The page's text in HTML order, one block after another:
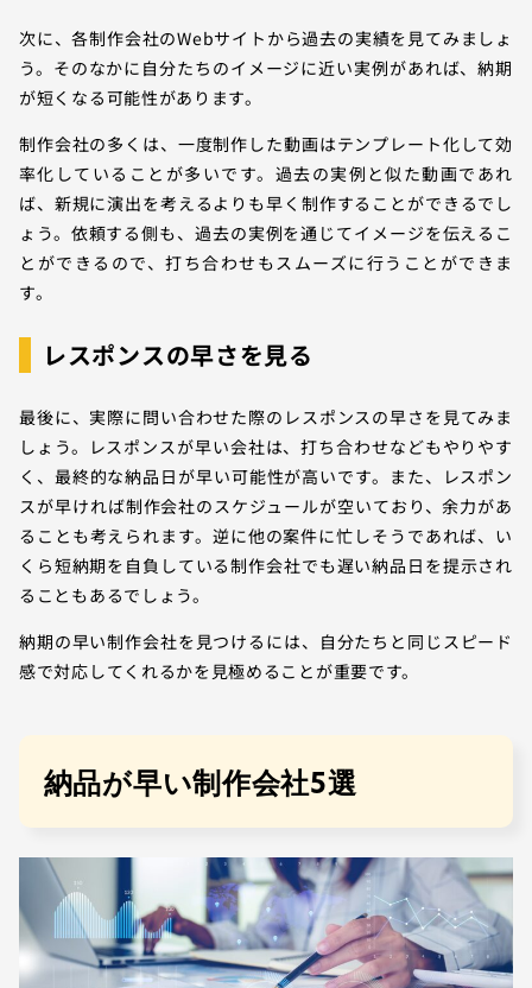
次に、各制作会社のWebサイトから過去の実績を見てみましょ
う。そのなかに自分たちのイメージに近い実例があれば、納期
が短くなる可能性があります。
制作会社の多くは、一度制作した動画はテンプレート化して効
率化していることが多いです。過去の実例と似た動画であれ
ば、新規に演出を考えるよりも早く制作することができるでし
ょう。依頼する側も、過去の実例を通じてイメージを伝えるこ
とができるので、打ち合わせもスムーズに行うことができま
す。
レスポンスの早さを見る
最後に、実際に問い合わせた際のレスポンスの早さを見てみま
しょう。レスポンスが早い会社は、打ち合わせなどもやりやす
く、最終的な納品日が早い可能性が高いです。また、レスポン
スが早ければ制作会社のスケジュールが空いており、余力があ
ることも考えられます。逆に他の案件に忙しそうであれば、い
くら短納期を自負している制作会社でも遅い納品日を提示され
ることもあるでしょう。
納期の早い制作会社を見つけるには、自分たちと同じスピード
感で対応してくれるかを見極めることが重要です。
納品が早い制作会社5選